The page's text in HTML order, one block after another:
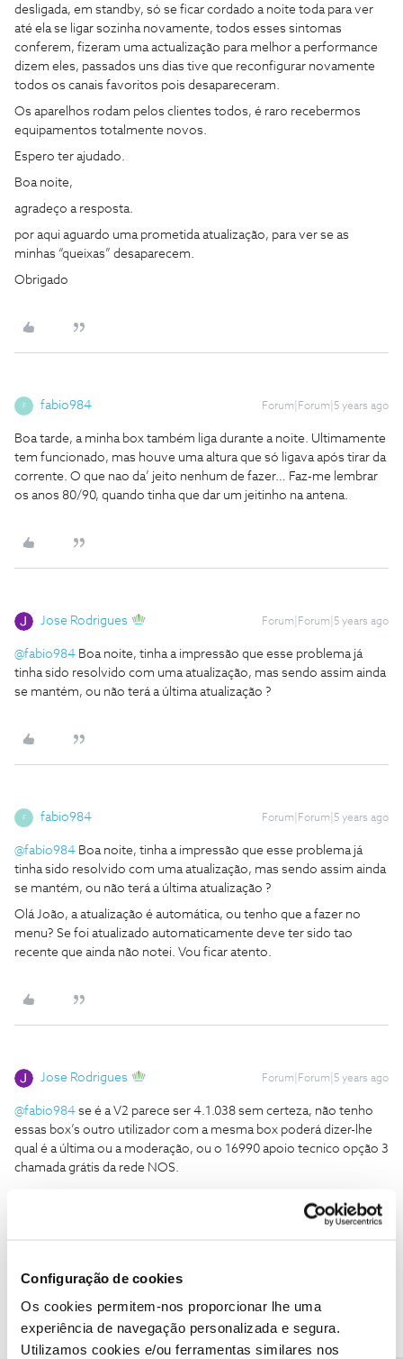
Configuração de cookies
Os cookies permitem-nos proporcionar lhe uma
experiência de navegação personalizada e segura.
Utilizamos cookies e/ou ferramentas similares nos
desligada, em standby, só se ficar cordado a noite toda para ver
até ela se ligar sozinha novamente, todos esses sintomas
conferem, fizeram uma actualização para melhor a performance
dizem eles, passados uns dias tive que reconfigurar novamente
todos os canais favoritos pois desapareceram.
Os aparelhos rodam pelos clientes todos, é raro recebermos
equipamentos totalmente novos.
Espero ter ajudado.
Boa noite,
agradeço a resposta.
por aqui aguardo uma prometida atualização, para ver se as
minhas “queixas” desaparecem.
Obrigado
F fabio984 Forum|Forum|5 years ago
Boa tarde, a minha box também liga durante a noite. Ultimamente
tem funcionado, mas houve uma altura que só ligava após tirar da
corrente. O que nao da’ jeito nenhum de fazer… Faz-me lembrar
os anos 80/90, quando tinha que dar um jeitinho na antena.
Jose Rodrigues Forum|Forum|5 years ago
@fabio984 Boa noite, tinha a impressão que esse problema já
tinha sido resolvido com uma atualização, mas sendo assim ainda
se mantém, ou não terá a última atualização ?
F fabio984 Forum|Forum|5 years ago
@fabio984 Boa noite, tinha a impressão que esse problema já
tinha sido resolvido com uma atualização, mas sendo assim ainda
se mantém, ou não terá a última atualização ?
Olá João, a atualização é automática, ou tenho que a fazer no
menu? Se foi atualizado automaticamente deve ter sido tao
recente que ainda não notei. Vou ficar atento.
Jose Rodrigues Forum|Forum|5 years ago
@fabio984 se é a V2 parece ser 4.1.038 sem certeza, não tenho
essas box’s outro utilizador com a mesma box poderá dizer-lhe
qual é a última ou a moderação, ou o 16990 apoio tecnico opção 3
chamada grátis da rede NOS.